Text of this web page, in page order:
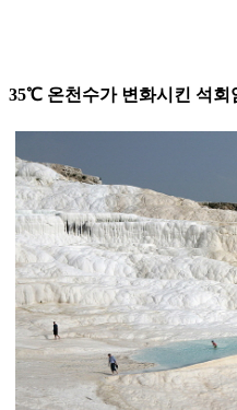
35℃ 온천수가 변화시킨 석회